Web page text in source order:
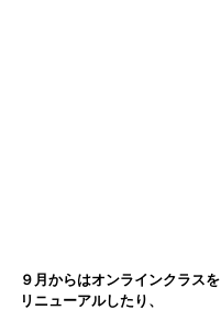
９月からはオンラインクラスを
リニューアルしたり、